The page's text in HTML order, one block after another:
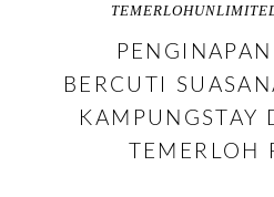
BERCUTI
KAMPUNGSTAY
TEMERLOH